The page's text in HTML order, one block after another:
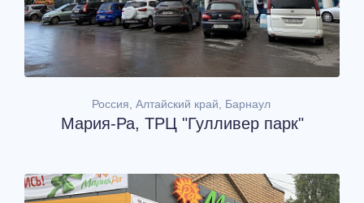
Россия, Алтайский край, Барнаул
Мария-Ра, ТРЦ "Гулливер парк"